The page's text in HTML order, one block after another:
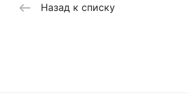
Назад к списку